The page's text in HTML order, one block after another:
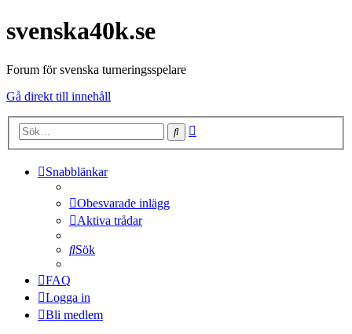
svenska40k.se
Forum för svenska turneringsspelare
Gå direkt till innehåll
Sök
Snabblänkar
Obesvarade inlägg
Aktiva trådar
Sök
FAQ
Logga in
Bli medlem